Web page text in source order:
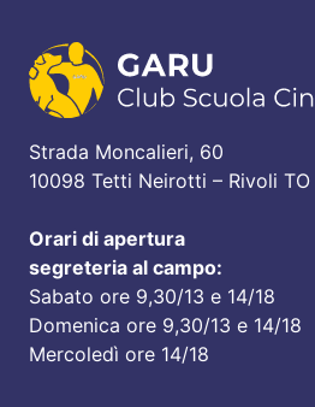
Strada Moncalieri, 60
10098 Tetti Neirotti – Rivoli TO
Orari di apertura
segreteria al campo:
Sabato ore 9,30/13 e 14/18
Domenica ore 9,30/13 e 14/18
Mercoledì ore 14/18